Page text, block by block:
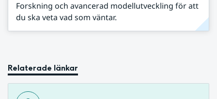
Forskning och avancerad modellutveckling för att
du ska veta vad som väntar.
Relaterade länkar